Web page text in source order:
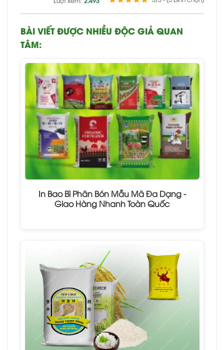
BÀI VIẾT ĐƯỢC NHIỀU ĐỘC GIẢ QUAN
TÂM:
In Bao Bì Phân Bón Mẫu Mã Đa Dạng -
Giao Hàng Nhanh Toàn Quốc